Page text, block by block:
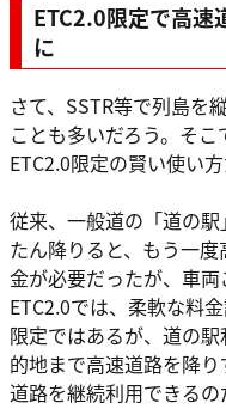
ETC2.0限定で高速
に
さて、SSTR等で列島を
ことも多いだろう。そこ
ETC2.0限定の賢い使い方
従来、一般道の「道の
たん降りると、もう一
金が必要だったが、車
ETC2.0では、柔軟な料
限定ではあるが、道の
的地まで高速道路を降
道路を継続利用できるの